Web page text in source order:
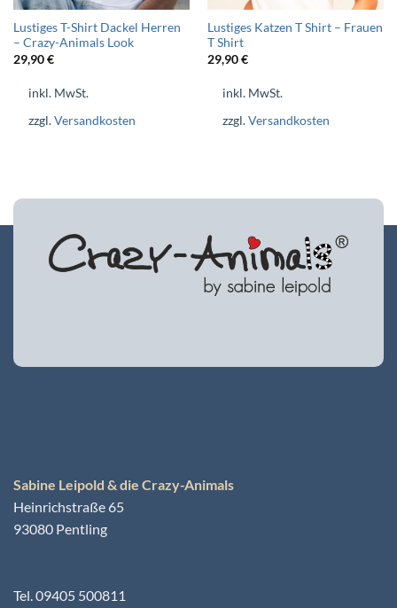
Lustiges T-Shirt Dackel Herren
– Crazy-Animals Look
29,90€
inkl. MwSt.
zzgl.Versandkosten
Lustiges Katzen T Shirt – Frauen
T Shirt
29,90€
inkl. MwSt.
zzgl.Versandkosten
Sabine Leipold & die Crazy-Animals
Heinrichstraße 65
93080 Pentling
Tel. 09405 500811